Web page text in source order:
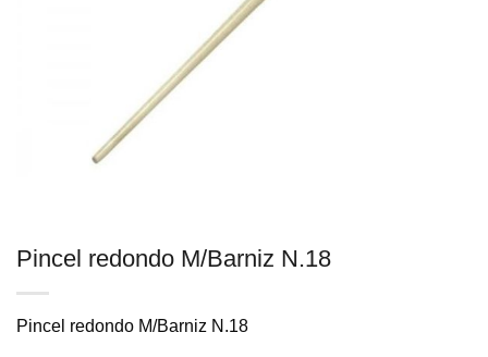
Pincel redondo M/Barniz N.18
Pincel redondo M/Barniz N.18